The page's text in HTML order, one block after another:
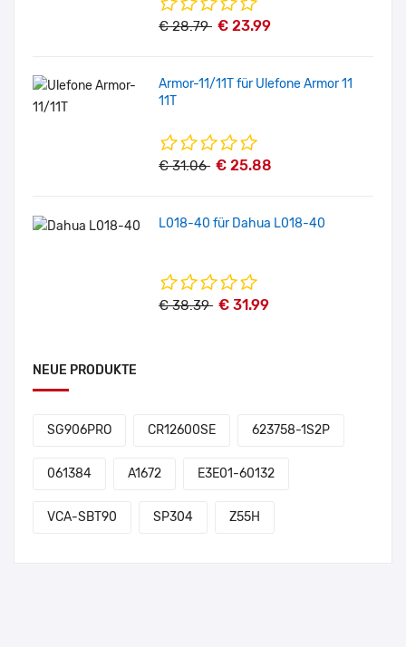
€ 28.79 € 23.99
Armor-11/11T für Ulefone Armor 11
11T
€ 31.06 € 25.88
L018-40 für Dahua L018-40
€ 38.39 € 31.99
NEUE PRODUKTE
SG906PRO CR12600SE 623758-1S2P
061384 A1672 E3E01-60132
VCA-SBT90 SP304 Z55H